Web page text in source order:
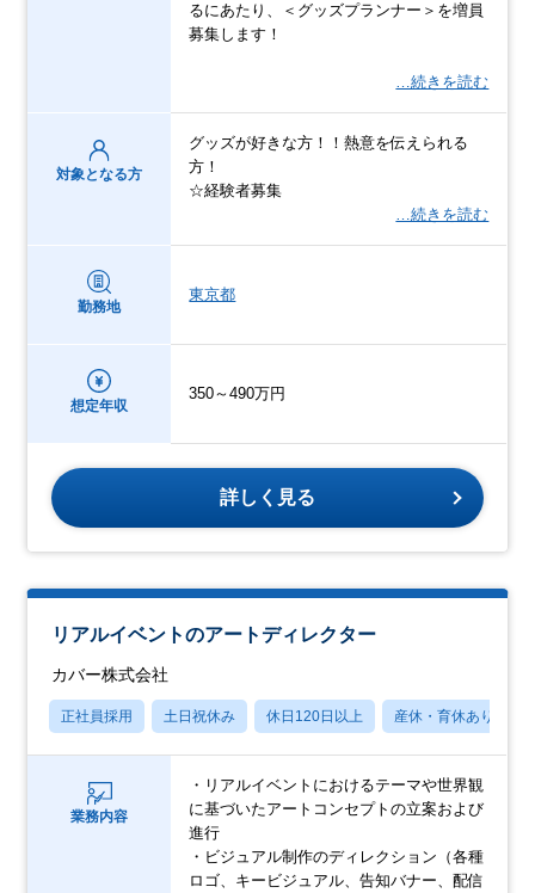
るにあたり、＜グッズプランナー＞を増員
募集します！
…続きを読む
対象となる方
グッズが好きな方！！熱意を伝えられる
方！
☆経験者募集
…続きを読む
勤務地
東京都
想定年収
350～490万円
詳しく見る
リアルイベントのアートディレクター
カバー株式会社
正社員採用 土日祝休み 休日120日以上 産休・育休あり
業務内容
・リアルイベントにおけるテーマや世界観
に基づいたアートコンセプトの立案および
進行
・ビジュアル制作のディレクション（各種
ロゴ、キービジュアル、告知バナー、配信